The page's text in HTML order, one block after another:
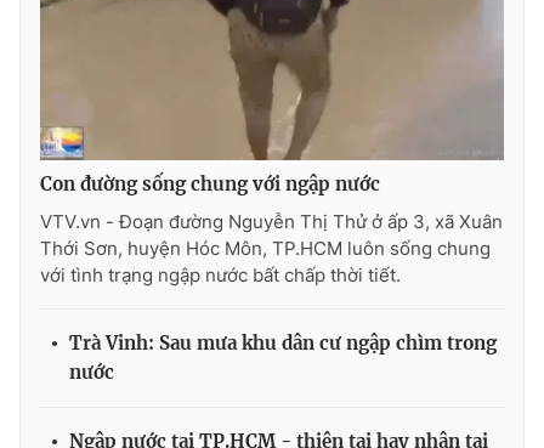
Video Shorts video
VTV Thể thao
VTV Sức khoẻ Bất động sản
Thị trường 24h Tấm lòng Việt
VTV9
Liên hệ tòa soạn English
Con đường sống chung với ngập nước
VTV.vn - Đoạn đường Nguyễn Thị Thử ở ấp 3, xã Xuân
Thới Sơn, huyện Hóc Môn, TP.HCM luôn sống chung
với tình trạng ngập nước bất chấp thời tiết.
Trà Vinh: Sau mưa khu dân cư ngập chìm trong
nước
Ngập nước tại TP.HCM - thiên tai hay nhân tai